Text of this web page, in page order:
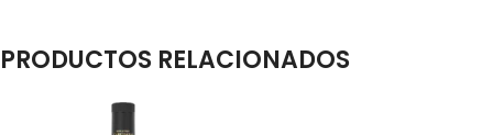
PRODUCTOS RELACIONADOS